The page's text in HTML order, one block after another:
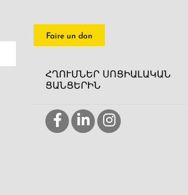
Faire un don
ՀՂՈՒՄՆԵՐ ՍՈՑԻԱԼԱԿԱՆ
ՑԱՆՑԵՐԻՆ